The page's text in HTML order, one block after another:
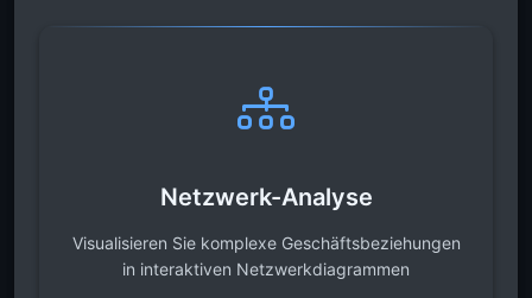
Netzwerk-Analyse
Visualisieren Sie komplexe Geschäftsbeziehungen
in interaktiven Netzwerkdiagrammen